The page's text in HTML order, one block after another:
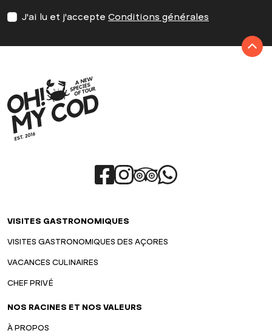
J'ai lu et j'accepte Conditions générales
VISITES GASTRONOMIQUES
VISITES GASTRONOMIQUES DES AÇORES
VACANCES CULINAIRES
CHEF PRIVÉ
NOS RACINES ET NOS VALEURS
À PROPOS